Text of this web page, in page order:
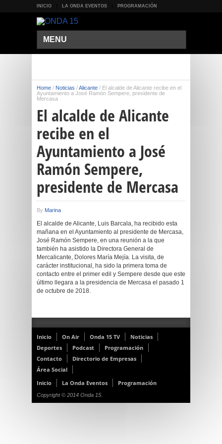
INICIO LA ONDA EVENTOS PROGRAMACIÓN
MENU
Home / Noticias /Alicante / El alcalde de Alicante recibe en el
Ayuntamiento a José Ramón Sempere, presidente de
Mercasa
El alcalde de Alicante
recibe en el
Ayuntamiento a José
Ramón Sempere,
presidente de Mercasa
By Marina
El alcalde de Alicante, Luis Barcala, ha recibido esta
mañana en el Ayuntamiento al presidente de Mercasa,
José Ramón Sempere, en una reunión a la que
también ha asistido la Directora General de
Mercalicante, Dolores María Mejía. La visita, de
carácter institucional, ha sido la primera toma de
contacto entre el primer edil y Sempere desde que este
último llegara a la presidencia de Mercasa el pasado 1
de octubre de 2018.
Inicio On Air Onda 15 TV
Noticias
Deportes
Podcast
Programación
Contacto
Directorio de Empresas
Área Social
Inicio
La Onda Eventos Programación
Copyright © 2014 Onda 15.